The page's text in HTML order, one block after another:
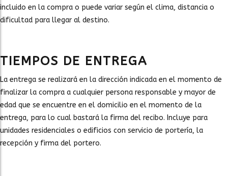
incluido en la compra o puede variar según el clima, distancia o
dificultad para llegar al destino.
TIEMPOS DE ENTREGA
La entrega se realizará en la dirección indicada en el momento de
finalizar la compra a cualquier persona responsable y mayor de
edad que se encuentre en el domicilio en el momento de la
entrega, para lo cual bastará la firma del recibo. Incluye para
unidades residenciales o edificios con servicio de portería, la
recepción y firma del portero.